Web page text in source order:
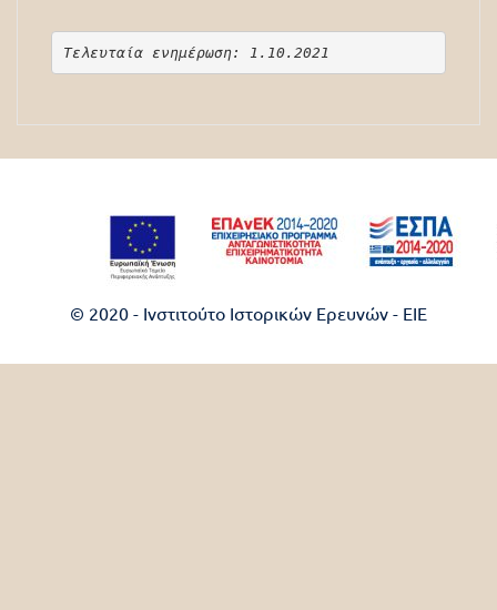
Τελευταία ενημέρωση: 1.10.2021
© 2020 - Ινστιτούτο Ιστορικών Ερευνών - EIE